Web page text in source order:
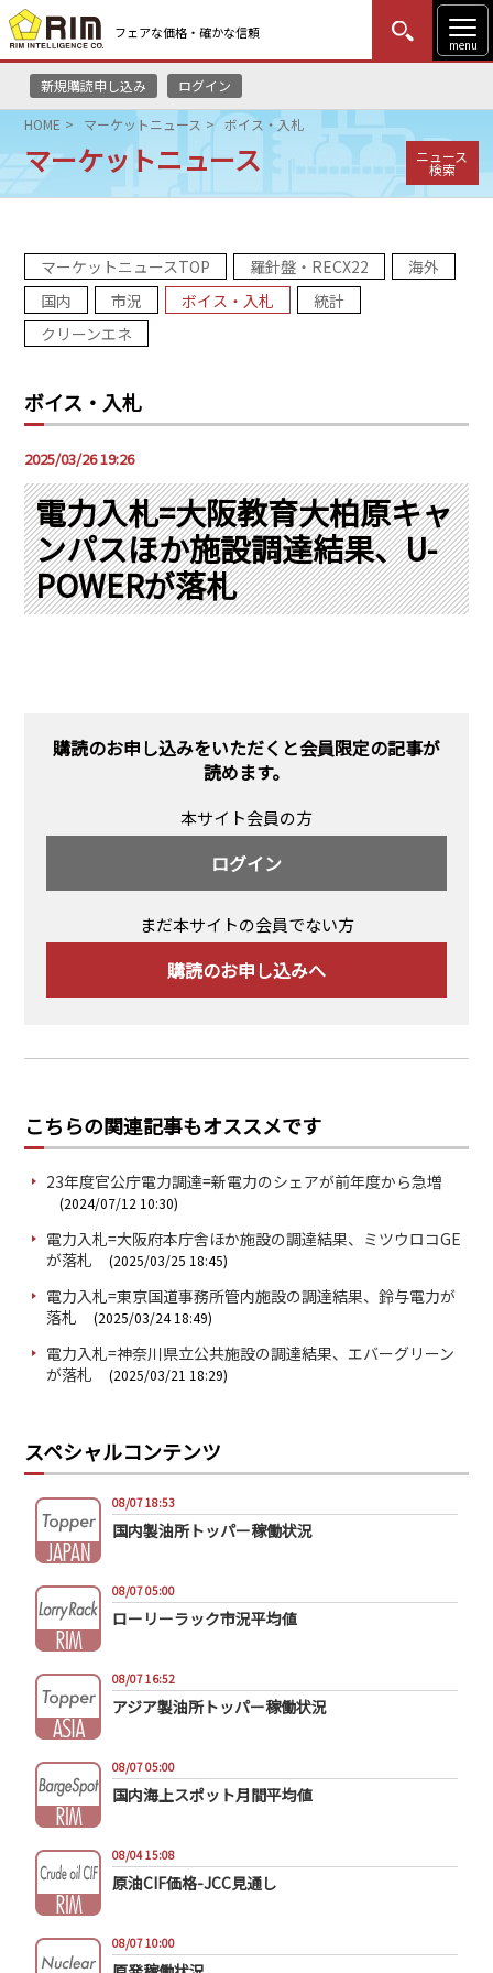
フェアな価格・確かな信頼
menu
新規購読申し込み ログイン
MENU
はじめての方
HOME
リムレポート
メソドロジー
コンサルティング
PRA原則
Q & A
会社概要
お問い合わせ
English Website
瑞姆亜太能源諮問(北京)
Rim Energy Media(韓国語)
HOME マーケットニュース ボイス・入札
マーケットニュース ニュース
検索
マーケットニュースTOP 羅針盤・RECX22
海外
国内
市況 ボイス・入札
統計
クリーンエネ
ボイス・入札
2025/03/26 19:26
電力入札=大阪教育大柏原キャ
ンパスほか施設調達結果、U-
POWERが落札
購読のお申し込みをいただくと会員限定の記事が
読めます。
本サイト会員の方
ログイン
まだ本サイトの会員でない方
購読のお申し込みへ
こちらの関連記事もオススメです
23年度官公庁電力調達=新電力のシェアが前年度から急増
(2024/07/12 10:30)
電力入札=大阪府本庁舎ほか施設の調達結果、ミツウロコGE
が落札
(2025/03/25 18:45)
電力入札=東京国道事務所管内施設の調達結果、鈴与電力が
落札
(2025/03/24 18:49)
電力入札=神奈川県立公共施設の調達結果、エバーグリーン
が落札
(2025/03/21 18:29)
スペシャルコンテンツ
08/07 18:53
国内製油所トッパー稼働状況
08/07 05:00
ローリーラック市況平均値
08/07 16:52
アジア製油所トッパー稼働状況
08/07 05:00
国内海上スポット月間平均値
08/04 15:08
原油CIF価格-JCC見通し
08/07 10:00